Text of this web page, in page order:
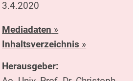
3.4.2020
Mediadaten »
Inhaltsverzeichnis »
Herausgeber: